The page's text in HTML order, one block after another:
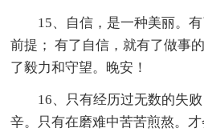
15、自信，是一种美丽。
前提； 有了自信，就有了做事
了毅力和守望。晚安！
16、只有经历过无数的失
辛。只有在磨难中苦苦煎熬。